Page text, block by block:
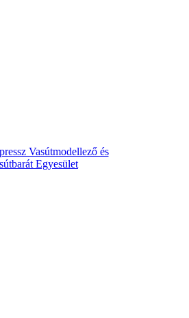
Vasútmodellező és
Egyesület